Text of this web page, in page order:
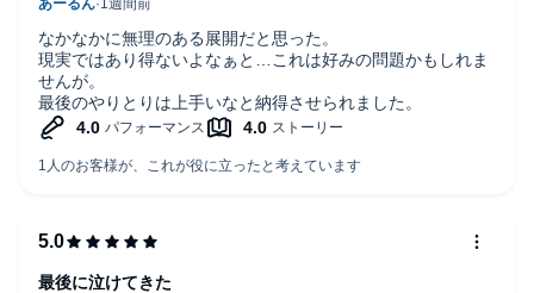
なかなかに無理のある展開だと思った。
現実ではあり得ないよなぁと…これは好みの問題かもしれま
せんが。
最後のやりとりは上手いなと納得させられました。
最後に泣けてきた